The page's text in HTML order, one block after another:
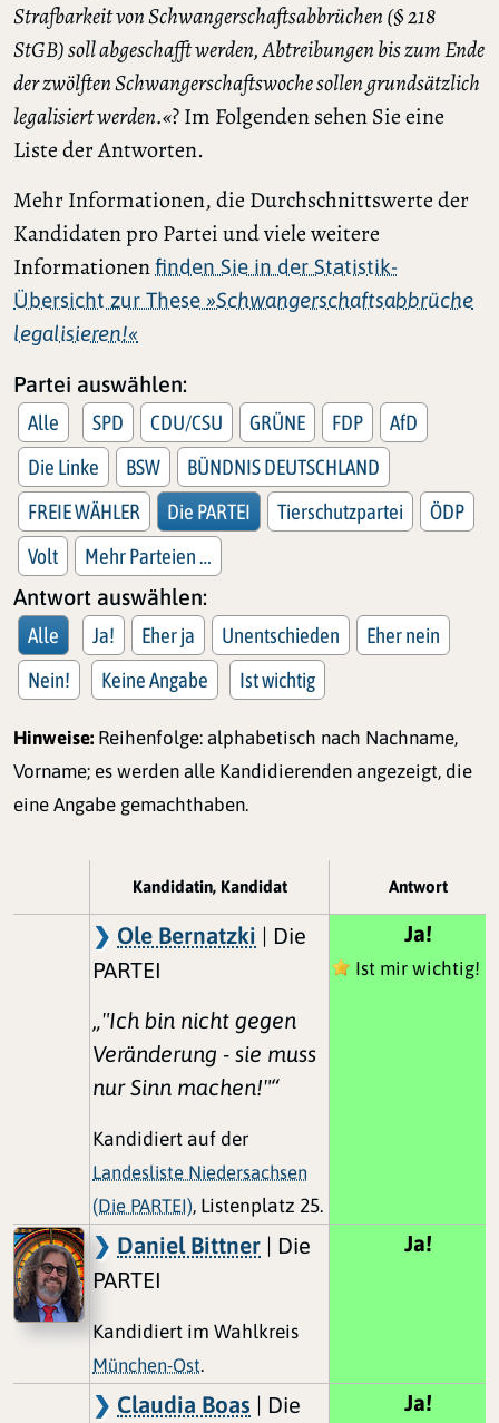
Strafbarkeit von Schwangerschaftsabbrüchen (§ 218
StGB) soll abgeschafft werden, Abtreibungen bis zum Ende
der zwölften Schwangerschaftswoche sollen grundsätzlich
legalisiert werden.«? Im Folgenden sehen Sie eine
Liste der Antworten.
Mehr Informationen, die Durchschnittswerte der
Kandidaten pro Partei und viele weitere
Informationenfinden Sie in der Statistik-
Übersicht zur These »Schwangerschaftsabbrüche
legalisieren!«
Partei auswählen:
Alle SPD CDU/CSU GRÜNE FDP
AfD
Die Linke
BSW
BÜNDNIS DEUTSCHLAND
FREIE WÄHLER
Die PARTEI Tierschutzpartei
ÖDP
Volt
Mehr Parteien …
Antwort auswählen:
Alle Ja! Eher ja Unentschieden
Eher nein
Nein!
Keine Angabe Ist wichtig
Hinweise: Reihenfolge: alphabetisch nach Nachname,
Vorname; es werden alle Kandidierenden angezeigt, die
eine Angabe gemachthaben.
Kandidatin, Kandidat Antwort
Ole Bernatzki | Die
PARTEI
„"Ich bin nicht gegen
Veränderung - sie muss
nur Sinn machen!"“
Kandidiert auf der
Landesliste Niedersachsen
(Die PARTEI), Listenplatz 25.
Ja!
Ist mir wichtig!
Daniel Bittner | Die
PARTEI
Kandidiert im Wahlkreis
München-Ost.
Ja!
Claudia Boas | Die
Ja!